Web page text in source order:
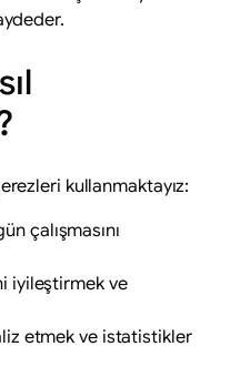
kullanmaktayız:
çalışmasını
iyileştirmek ve
etmek ve istatistikler